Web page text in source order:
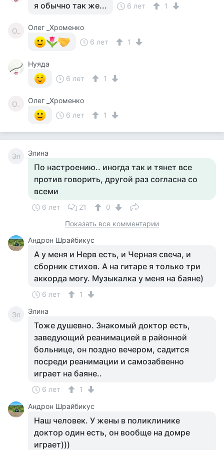
я обычно так же... 6 лет 1
О_
Олег _Хроменко
6 лет
1
Нуяда
6 лет
1
О_
Олег _Хроменко
6 лет
1
Эл Элина
По настроению.. иногда так и тянет все
против говорить, другой раз согласна со
всеми
6 лет 21
0
Показать все комментарии
Андрон Шрайбикус
А у меня и Нерв есть, и Черная свеча, и
сборник стихов. А на гитаре я только три
аккорда могу. Музыкалка у меня на баяне)
6 лет 1
Эл Элина
Тоже душевно. Знакомый доктор есть,
заведующий реанимацией в районной
больнице, он поздно вечером, садится
посреди реанимации и самозабвенно
играет на баяне..
6 лет
1
Андрон Шрайбикус
Наш человек. У жены в поликлинике
доктор один есть, он вообще на домре
играет)))